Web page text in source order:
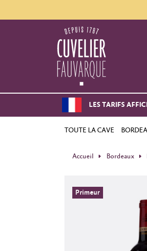
LES TARIFS
TOUTE LA CAVE
Accueil Bordeaux
Primeur